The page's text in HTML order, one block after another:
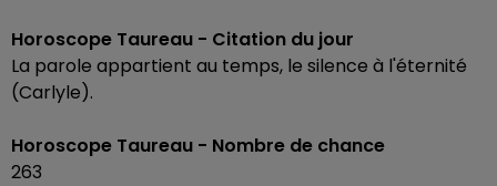
Horoscope Taureau - Citation du jour
La parole appartient au temps, le silence à l'éternité
(Carlyle).
Horoscope Taureau - Nombre de chance
263